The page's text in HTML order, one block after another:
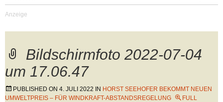
Bildschirmfoto 2022-07-04
um 17.06.47
PUBLISHED ON 4. JULI 2022 IN HORST SEEHOFER BEKOMMT NEUEN
UMWELTPREIS – FÜR WINDKRAFT-ABSTANDSREGELUNG
FULL